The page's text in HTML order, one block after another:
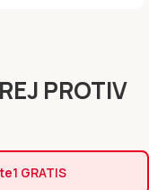
PROTIV
1 GRATIS